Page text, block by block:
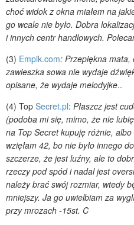
choć widok z okna miałem na
go wcale nie było. Dobra
i innych centr handlowych.
(3) Empik.com: Przepiękna mata,
zawieszka sowa nie wydaje
opisane, że wydaje melodyjke..
(4) Top Secret.pl: Płaszcz jest
(podoba mi się, mimo, że nie
na Top Secret kupuję różnie,
wzięłam 42, bo nie było innego
szczerze, że jest luźny, ale to
rzeczy pod spód i nadal jest
należy brać swój rozmiar, wtedy
mniejszy. Ja go uwielbiam za
przy mrozach -15st. C